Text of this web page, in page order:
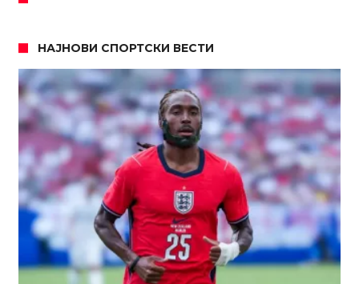
НАЈНОВИ СПОРТСКИ ВЕСТИ